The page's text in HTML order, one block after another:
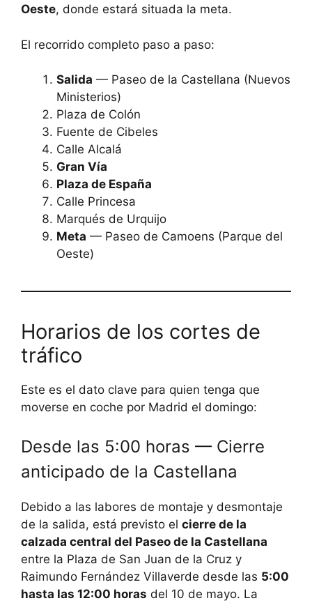
Oeste, donde estará situada la meta.
El recorrido completo paso a paso:
Salida — Paseo de la Castellana (Nuevos
Ministerios)
Plaza de Colón
Fuente de Cibeles
Calle Alcalá
Gran Vía
Plaza de España
Calle Princesa
Marqués de Urquijo
Meta — Paseo de Camoens (Parque del
Oeste)
Horarios de los cortes de
tráfico
Este es el dato clave para quien tenga que
moverse en coche por Madrid el domingo:
Desde las 5:00 horas — Cierre
anticipado de la Castellana
Debido a las labores de montaje y desmontaje
de la salida, está previsto el cierre de la
calzada central del Paseo de la Castellana
entre la Plaza de San Juan de la Cruz y
Raimundo Fernández Villaverde desde las 5:00
hasta las 12:00 horas del 10 de mayo. La